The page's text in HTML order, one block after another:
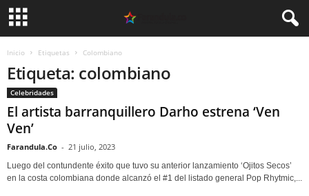
Inicio Etiquetas Colombiano
Etiqueta: colombiano
Celebridades
El artista barranquillero Darho estrena ‘Ven
Ven’
Farandula.Co - 21 julio, 2023
Luego del contundente éxito que tuvo su anterior lanzamiento ‘Ojitos Secos’
en la costa colombiana donde alcanzó el #1 del listado general Pop Rhytmic,...